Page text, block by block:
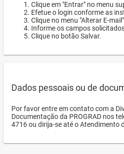
Clique em "Entrar" no menu
Efetue o login conforme as
Clique no menu "Alterar E-
Informe os campos
Clique no botão Salvar.
Dados pessoais ou de
Por favor entre em contato com a
Documentação da PROGRAD nos
4716 ou dirija-se até o Atendimento